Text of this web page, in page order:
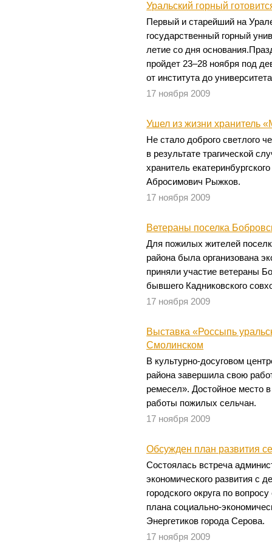
Уральский горный
Первый и старейший на
государственный горный
летие со дня
пройдет 23–28 ноября под
от института до
17 ноября 2009
Ушел из жизни хранитель
Не стало доброго светлого
в результате трагической
хранитель
Абросимович Рыжков.
17 ноября 2009
Ветераны поселка
Для пожилых жителей
района была организована
приняли участие ветераны
бывшего Кадниковского
17 ноября 2009
Выставка «Россыпь
Смолинском
В культурно-досуговом
района завершила свою
ремесел». Достойное место
работы пожилых сельчан.
17 ноября 2009
Обсужден план развития
Состоялась встреча
экономического развития с
городского округа по
плана социально-
Энергетиков города Серова.
17 ноября 2009